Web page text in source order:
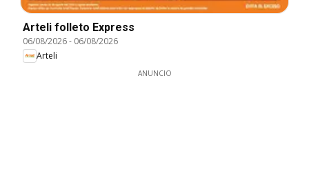
Arteli folleto Express
06/08/2026- 06/08/2026
Arteli
ANUNCIO